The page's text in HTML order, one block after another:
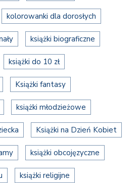
kolorowanki dla dorosłych
książki biograficzne
książki do 10 zł
Książki fantasy
książki młodzieżowe
Książki na Dzień Kobiet
książki obcojęzyczne
książki religijne